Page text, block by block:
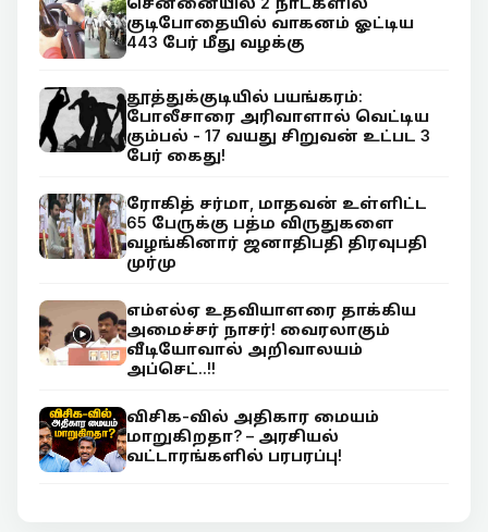
குடிபோதையில் வாகனம் ஓட்டிய
443 பேர் மீது வழக்கு
தூத்துக்குடியில் பயங்கரம்:
போலீசாரை அரிவாளால் வெட்டிய
கும்பல் - 17 வயது சிறுவன் உட்பட 3
பேர் கைது!
ரோகித் சர்மா, மாதவன் உள்ளிட்ட
65 பேருக்கு பத்ம விருதுகளை
வழங்கினார் ஜனாதிபதி திரவுபதி
முர்மு
எம்எல்ஏ உதவியாளரை தாக்கிய
அமைச்சர் நாசர்! வைரலாகும்
வீடியோவால் அறிவாலயம்
அப்செட்..!!
விசிக-வில் அதிகார மையம்
மாறுகிறதா? – அரசியல்
வட்டாரங்களில் பரபரப்பு!